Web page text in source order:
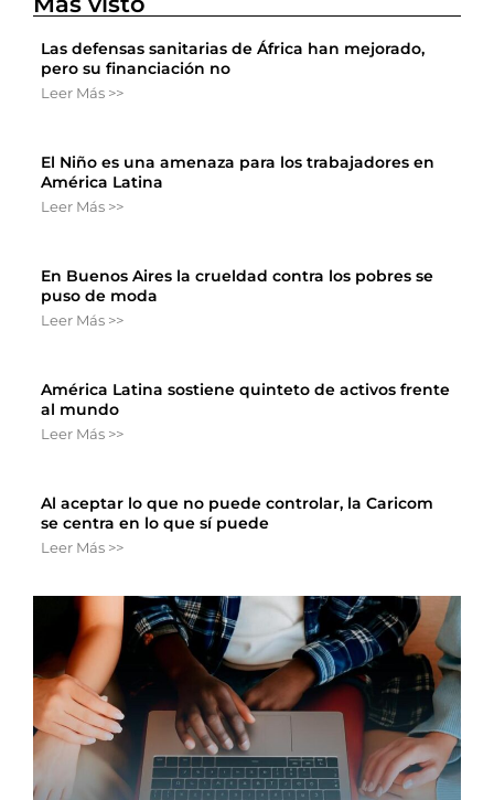
Las defensas sanitarias de África han mejorado,
pero su financiación no
Leer Más >>
El Niño es una amenaza para los trabajadores en
América Latina
Leer Más >>
En Buenos Aires la crueldad contra los pobres se
puso de moda
Leer Más >>
América Latina sostiene quinteto de activos frente
al mundo
Leer Más >>
Al aceptar lo que no puede controlar, la Caricom
se centra en lo que sí puede
Leer Más >>